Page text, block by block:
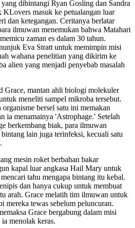
dibintangi Ryan Gosling dan Sandra
masuk ke petualangan luar
dan ketegangan. Ceritanya berlatar
ilmuwan menemukan bahwa Matahari
zaman es dalam 30 tahun.
Eva Stratt untuk memimpin misi
wahana penelitian yang dikirim ke
alien yang menjadi penyebab masalah
Grace, mantan ahli biologi molekuler
meneliti sampel mikroba tersebut.
bersel satu ini memakan
ia menamainya 'Astrophage.' Setelah
berkembang biak, para ilmuwan
lain juga terinfeksi, kecuali satu
mesin roket berbahan bakar
kapal luar angkasa Hail Mary untuk
tahu mengapa bintang itu kebal.
dan hanya cukup untuk membuat
arah. Grace melatih tim ilmuwan untuk
mereka tewas sebelum peluncuran.
Grace bergabung dalam misi
menolak keras.